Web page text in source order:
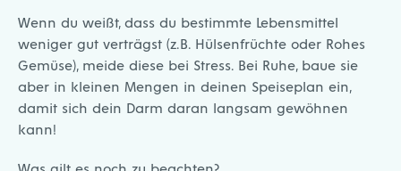
Wenn du weißt, dass du bestimmte Lebensmittel
weniger gut verträgst (z.B. Hülsenfrüchte oder Rohes
Gemüse), meide diese bei Stress. Bei Ruhe, baue sie
aber in kleinen Mengen in deinen Speiseplan ein,
damit sich dein Darm daran langsam gewöhnen
kann!